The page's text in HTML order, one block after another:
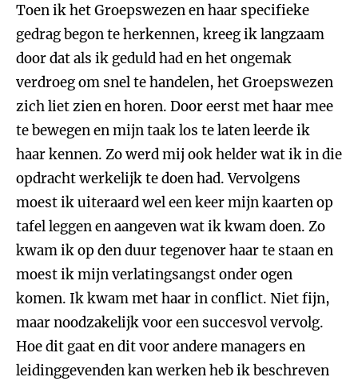
Toen ik het Groepswezen en haar specifieke
gedrag begon te herkennen, kreeg ik langzaam
door dat als ik geduld had en het ongemak
verdroeg om snel te handelen, het Groepswezen
zich liet zien en horen. Door eerst met haar mee
te bewegen en mijn taak los te laten leerde ik
haar kennen. Zo werd mij ook helder wat ik in die
opdracht werkelijk te doen had. Vervolgens
moest ik uiteraard wel een keer mijn kaarten op
tafel leggen en aangeven wat ik kwam doen. Zo
kwam ik op den duur tegenover haar te staan en
moest ik mijn verlatingsangst onder ogen
komen. Ik kwam met haar in conflict. Niet fijn,
maar noodzakelijk voor een succesvol vervolg.
Hoe dit gaat en dit voor andere managers en
leidinggevenden kan werken heb ik beschreven